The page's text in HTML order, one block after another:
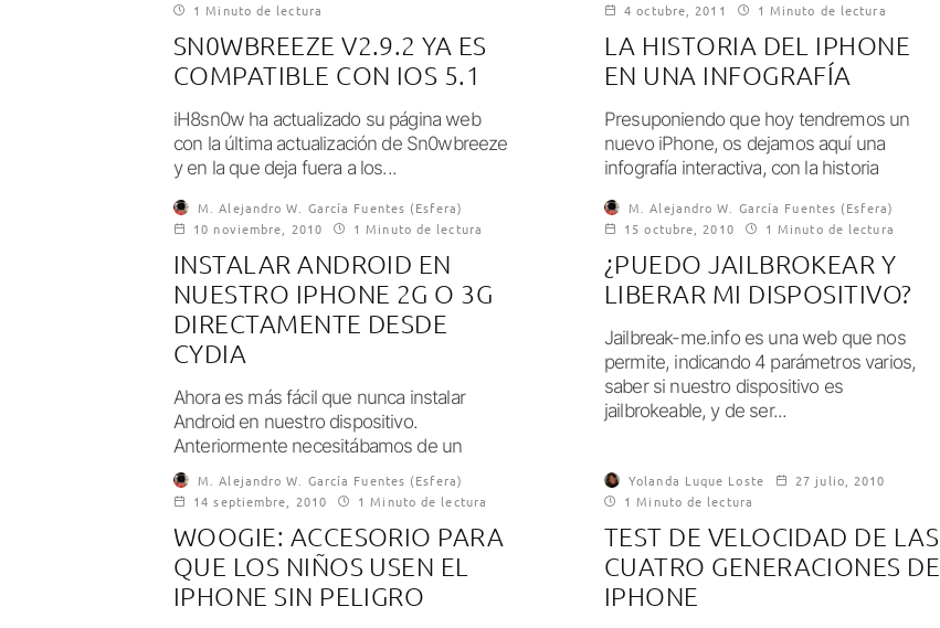
1 Minuto de lectura
SN0WBREEZE V2.9.2 YA ES
COMPATIBLE CON IOS 5.1
iH8sn0w ha actualizado su página web
con la última actualización de Sn0wbreeze
y en la que deja fuera a los...
4 octubre, 2011
1 Minuto de lectura
LA HISTORIA DEL IPHONE
EN UNA INFOGRAFÍA
Presuponiendo que hoy tendremos un
nuevo iPhone, os dejamos aquí una
infografía interactiva, con la historia
M. Alejandro W. García Fuentes (Esfera)
10 noviembre, 2010
1 Minuto de lectura
INSTALAR ANDROID EN
NUESTRO IPHONE 2G O 3G
DIRECTAMENTE DESDE
CYDIA
Ahora es más fácil que nunca instalar
Android en nuestro dispositivo.
Anteriormente necesitábamos de un
ordenador para hacer todo el...
M. Alejandro W. García Fuentes (Esfera)
15 octubre, 2010
1 Minuto de lectura
¿PUEDO JAILBROKEAR Y
LIBERAR MI DISPOSITIVO?
Jailbreak-me.info es una web que nos
permite, indicando 4 parámetros varios,
saber si nuestro dispositivo es
jailbrokeable, y de ser...
M. Alejandro W. García Fuentes (Esfera)
14 septiembre, 2010
1 Minuto de lectura
WOOGIE: ACCESORIO PARA
QUE LOS NIÑOS USEN EL
IPHONE SIN PELIGRO
Yolanda Luque Loste
27 julio, 2010
1 Minuto de lectura
TEST DE VELOCIDAD DE LAS
CUATRO GENERACIONES DE
IPHONE